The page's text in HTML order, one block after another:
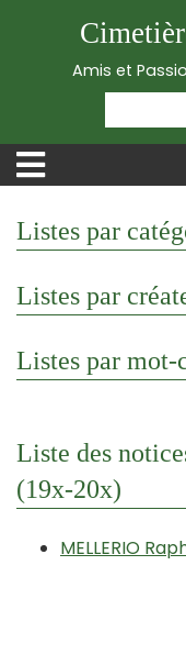
Amis et
Listes par
Listes par
Listes par mot-
Liste des
(19x-20x)
MELLERIO